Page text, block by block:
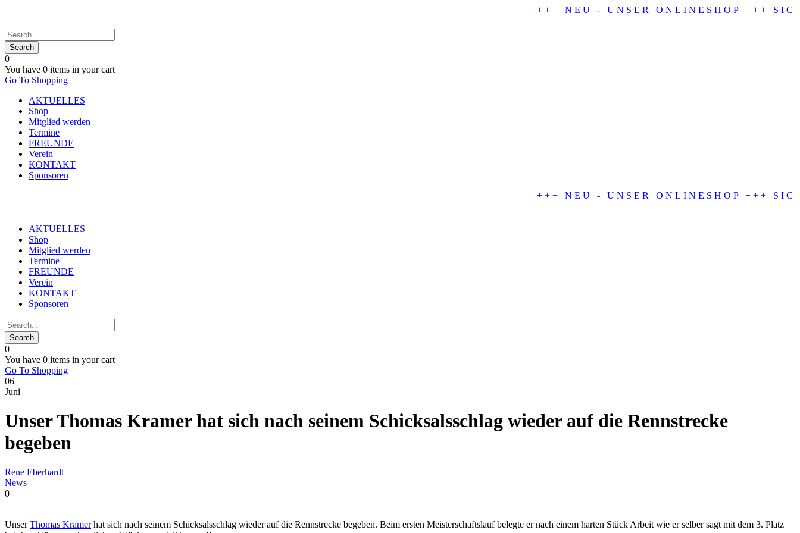
+++ NEU - UNSER ONLINESHOP +++
0
You have 0 items in your cart
Go To Shopping
AKTUELLES
Shop
Mitglied werden
Termine
FREUNDE
Verein
KONTAKT
Sponsoren
+++ NEU - UNSER ONLINESHOP +++
AKTUELLES
Shop
Mitglied werden
Termine
FREUNDE
Verein
KONTAKT
Sponsoren
0
You have 0 items in your cart
Go To Shopping
06
Juni
Unser Thomas Kramer hat sich nach seinem Schicksalsschlag wieder auf die Rennstrecke
begeben
Rene Eberhardt
News
0
UnserThomas Kramerhat sich nach seinem Schicksalsschlag wieder auf die Rennstrecke begeben. Beim ersten Meisterschaftslauf belegte er nach einem harten Stück Arbeit wie er selber sagt mit dem 3. Platz